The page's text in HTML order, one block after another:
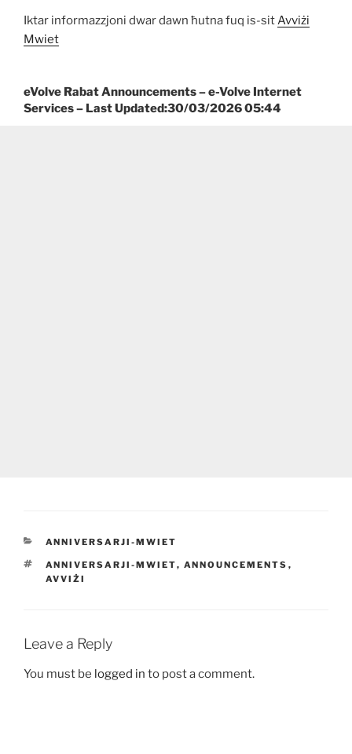
Iktar informazzjoni dwar dawn ħutna fuq is-sitAvviżi
Mwiet
eVolve Rabat Announcements – e-Volve Internet
Services – Last Updated:30/03/2026 05:44
CATEGORIES
ANNIVERSARJI-MWIET
TAGS
ANNIVERSARJI-MWIET, ANNOUNCEMENTS ,
AVVIŻI
Leave a Reply
You must be logged in to post a comment.